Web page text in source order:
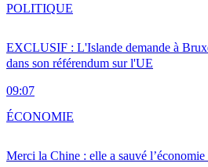
EXCLUSIF : L'Islande demande à
dans son référendum sur l'UE
09:07
POLITIQUE
Merci la Chine : elle a sauvé
ÉCONOMIE